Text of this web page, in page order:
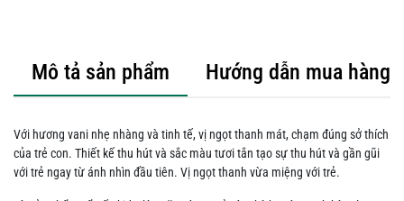
Mô tả sản phẩm Hướng dẫn mua hàng
Với hương vani nhẹ nhàng và tinh tế, vị ngọt thanh mát, chạm đúng sở thích
của trẻ con. Thiết kế thu hút và sắc màu tươi tắn tạo sự thu hút và gần gũi
với trẻ ngay từ ánh nhìn đầu tiên. Vị ngọt thanh vừa miệng với trẻ.